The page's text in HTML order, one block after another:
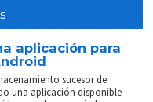
aplicación para
sucesor de
una aplicación disponible